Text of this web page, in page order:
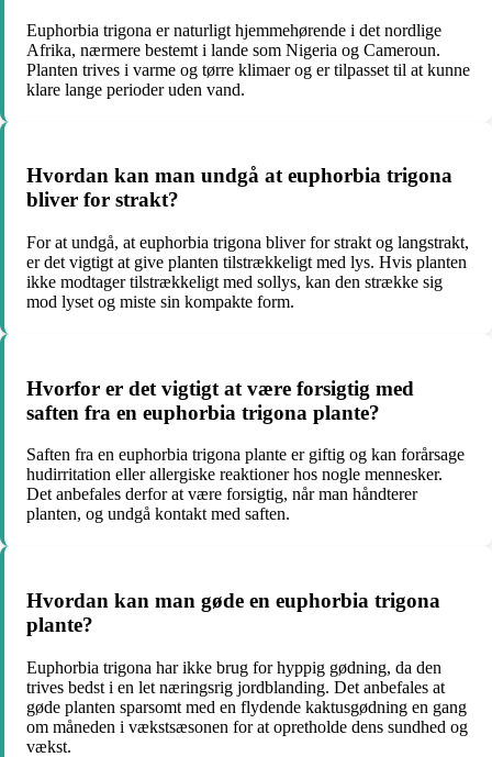
Euphorbia trigona er naturligt hjemmehørende i det nordlige
Afrika, nærmere bestemt i lande som Nigeria og Cameroun.
Planten trives i varme og tørre klimaer og er tilpasset til at kunne
klare lange perioder uden vand.
Hvordan kan man undgå at euphorbia trigona
bliver for strakt?
For at undgå, at euphorbia trigona bliver for strakt og langstrakt,
er det vigtigt at give planten tilstrækkeligt med lys. Hvis planten
ikke modtager tilstrækkeligt med sollys, kan den strække sig
mod lyset og miste sin kompakte form.
Hvorfor er det vigtigt at være forsigtig med
saften fra en euphorbia trigona plante?
Saften fra en euphorbia trigona plante er giftig og kan forårsage
hudirritation eller allergiske reaktioner hos nogle mennesker.
Det anbefales derfor at være forsigtig, når man håndterer
planten, og undgå kontakt med saften.
Hvordan kan man gøde en euphorbia trigona
plante?
Euphorbia trigona har ikke brug for hyppig gødning, da den
trives bedst i en let næringsrig jordblanding. Det anbefales at
gøde planten sparsomt med en flydende kaktusgødning en gang
om måneden i vækstsæsonen for at opretholde dens sundhed og
vækst.